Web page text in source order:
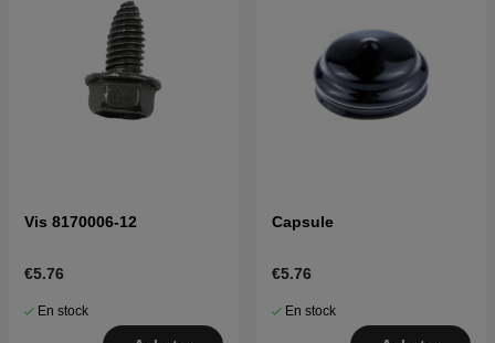
Vis 8170006-12
€5.76
En stock
Capsule
€5.76
En stock